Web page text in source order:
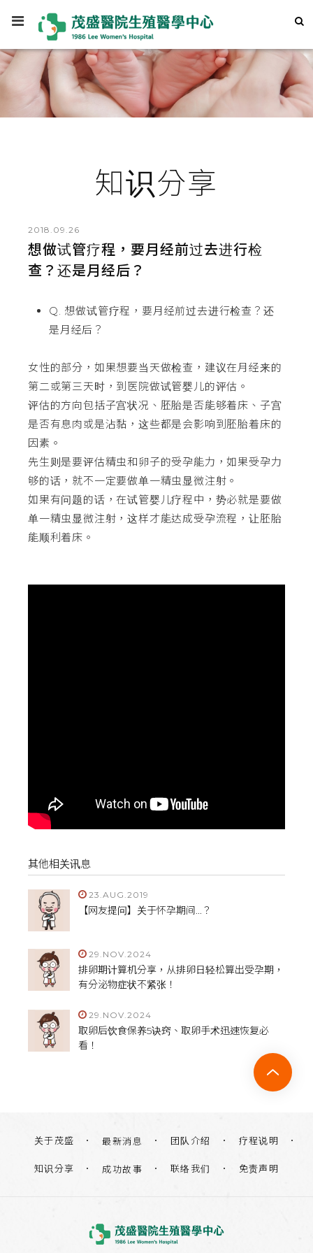
知识分享
2018.09.26
想做试管疗程，要月经前过去进行检
查？还是月经后？
Q. 想做试管疗程，要月经前过去进行检查？还
是月经后？
女性的部分，如果想要当天做检查，建议在月经来的
第二或第三天时，到医院做试管婴儿的评估。
评估的方向包括子宫状况、胚胎是否能够着床、子宫
是否有息肉或是沾黏，这些都是会影响到胚胎着床的
因素。
先生则是要评估精虫和卵子的受孕能力，如果受孕力
够的话，就不一定要做单一精虫显微注射。
如果有问题的话，在试管婴儿疗程中，势必就是要做
单一精虫显微注射，这样才能达成受孕流程，让胚胎
能顺利着床。
其他相关讯息
23.AUG.2019
【网友提问】关于怀孕期间...？
29.NOV.2024
排卵期计算机分享，从排卵日轻松算出受孕期，
有分泌物症状不紧张！
29.NOV.2024
取卵后饮食保养5诀窍、取卵手术迅速恢复必
看！
关于茂盛 最新消息 团队介绍 疗程说明
知识分享 成功故事 联络我们 免责声明